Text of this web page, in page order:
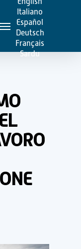
Menu
Italiano
Español
Deutsch
Français
Sardu